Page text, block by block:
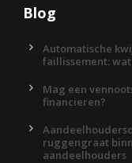
Blog
Automatische
faillissement:
Mag een
financieren?
ruggengraat
aandeelhouders